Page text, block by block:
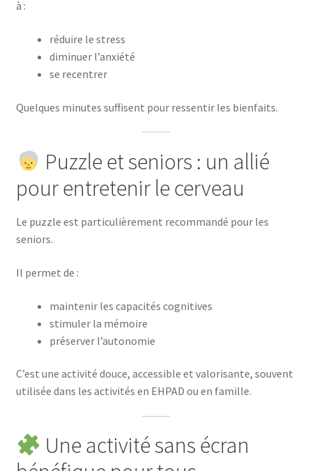
à :
réduire le stress
diminuer l’anxiété
se recentrer
Quelques minutes suffisent pour ressentir les bienfaits.
Puzzle et seniors : un allié
pour entretenir le cerveau
Le puzzle est particulièrement recommandé pour les
seniors.
Il permet de :
maintenir les capacités cognitives
stimuler la mémoire
préserver l’autonomie
C’est une activité douce, accessible et valorisante, souvent
utilisée dans les activités en EHPAD ou en famille.
Une activité sans écran